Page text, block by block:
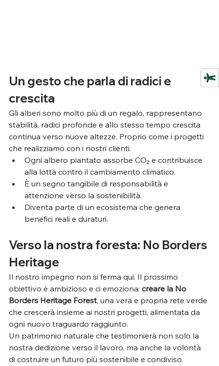
Un gesto che parla di radici e
crescita
Gli alberi sono molto più di un regalo, rappresentano
stabilità, radici profonde e allo stesso tempo crescita
continua verso nuove altezze. Proprio come i progetti
che realizziamo con i nostri clienti.
Ogni albero piantato assorbe CO₂ e contribuisce
alla lotta contro il cambiamento climatico.
È un segno tangibile di responsabilità e
attenzione verso la sostenibilità.
Diventa parte di un ecosistema che genera
benefici reali e duraturi.
Verso la nostra foresta: No Borders
Heritage
Il nostro impegno non si ferma qui. Il prossimo
obiettivo è ambizioso e ci emoziona: creare la No
Borders Heritage Forest, una vera e propria rete verde
che crescerà insieme ai nostri progetti, alimentata da
ogni nuovo traguardo raggiunto.
Un patrimonio naturale che testimonierà non solo la
nostra dedizione verso il lavoro, ma anche la volontà
di costruire un futuro più sostenibile e condiviso.